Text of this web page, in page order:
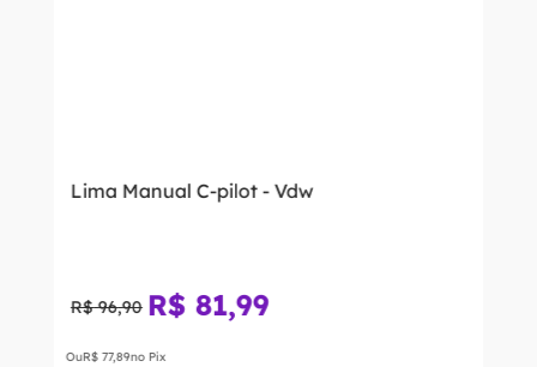
Lima Manual C-pilot - Vdw
R$ 96,90 R$ 81,99
OuR$ 77,89no Pix